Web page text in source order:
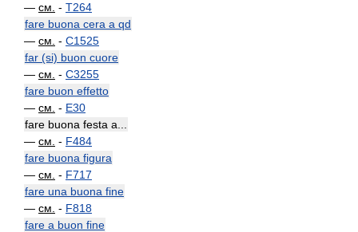
— см. - T264
fare buona cera a qd
— см. - C1525
far (si) buon cuore
— см. - C3255
fare buon effetto
— см. - E30
fare buona festa a...
— см. - F484
fare buona figura
— см. - F717
fare una buona fine
— см. - F818
fare a buon fine